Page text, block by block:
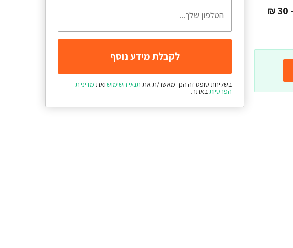
מחיר טעינה של רכב פלאג אין משתנה בין דגם לדגם. המחיר הנמוך ביותר הוא באזור ה- 30 ₪
בשליחת טופס זה הנך מאשר/ת את תנאי השימוש ואת מדיניות
הפרטיותבאתר.